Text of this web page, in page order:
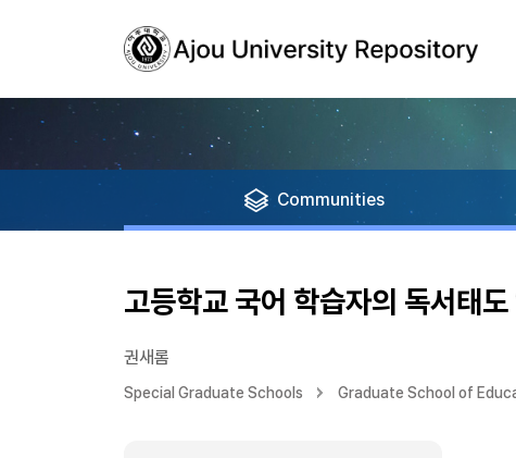
Communities
고등학교 국어 학습자의 독서태도
권새롬
Special Graduate Schools Graduate School of